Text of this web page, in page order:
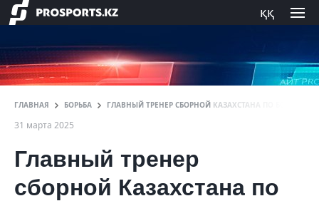
ққ
ГЛАВНАЯ БОРЬБА ГЛАВНЫЙ ТРЕНЕР СБОРНОЙ КАЗАХСТАНА ПО БОРЬБЕ
31 марта 2025
Главный тренер
сборной Казахстана по